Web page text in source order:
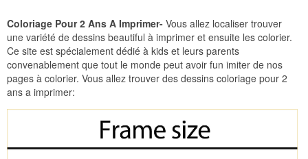
Coloriage Pour 2 Ans A Imprimer- Vous allez localiser trouver
une variété de dessins beautiful à imprimer et ensuite les colorier.
Ce site est spécialement dédié à kids et leurs parents
convenablement que tout le monde peut avoir fun imiter de nos
pages à colorier. Vous allez trouver des dessins coloriage pour 2
ans a imprimer: